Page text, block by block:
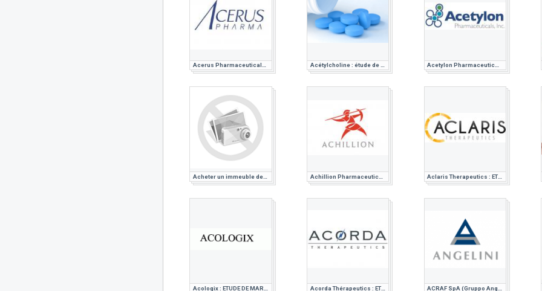
Acerus Pharmaceuticals : ETUDE DE MARCHE PHARMACEUTIQUE Acétylcholine : étude de marché pharmaceutique Acetylon Pharmaceuticals : ETUDE DE MARCHE PHARMACEUTIQUE
Achillion Pharmaceuticals : ETUDE DE MARCHE PHARMACEUTIQUE Aclaris Therapeutics : ETUDE DE MARCHE PHARMACEUTIQUE
Acorda Thérapeutics : ETUDE DE MARCHE PHARMACEUTIQUE